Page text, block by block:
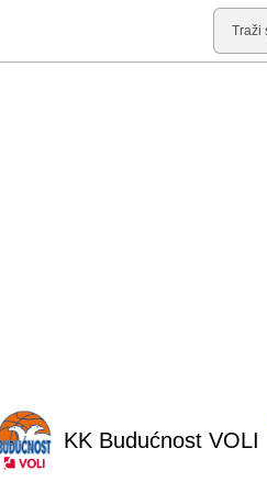
KK Budućnost VOLI